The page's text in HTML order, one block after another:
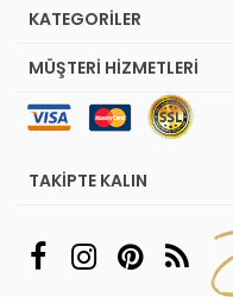
KATEGORILER
MÜŞTERI HIZMETLERI
TAKIPTE KALIN